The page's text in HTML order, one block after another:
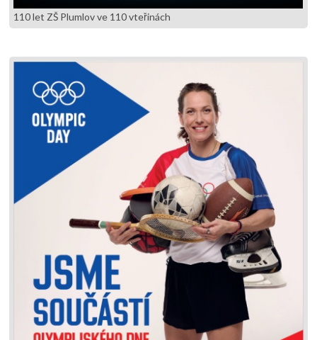
110 let ZŠ Plumlov ve 110 vteřinách